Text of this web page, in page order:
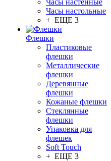
Часы настенные
Часы настольные
+ ЕЩЕ 3
Флешки
Пластиковые
флешки
Металлические
флешки
Деревянные
флешки
Кожаные флешки
Стеклянные
флешки
Упаковка для
флешек
Soft Touch
+ ЕЩЕ 3